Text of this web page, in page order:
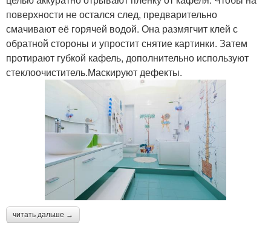
поверхности не остался след, предварительно
смачивают её горячей водой. Она размягчит клей с
обратной стороны и упростит снятие картинки. Затем
протирают губкой кафель, дополнительно используют
стеклоочиститель.Маскируют дефекты.
читать дальше →